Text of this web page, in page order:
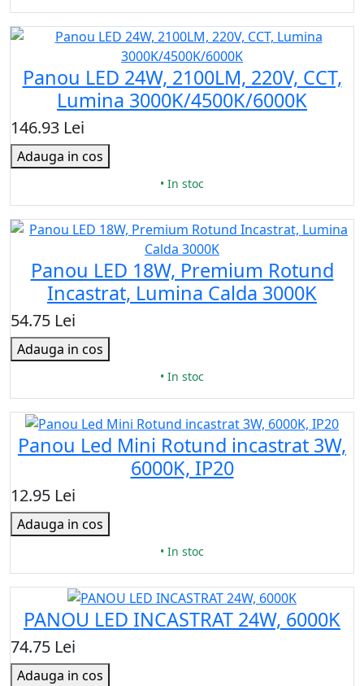
Panou LED 24W, 2100LM, 220V, CCT,
Lumina 3000K/4500K/6000K
146.93 Lei
Adauga in cos
• In stoc
Panou LED 18W, Premium Rotund
Incastrat, Lumina Calda 3000K
54.75 Lei
Adauga in cos
• In stoc
Panou Led Mini Rotund incastrat 3W,
6000K, IP20
12.95 Lei
Adauga in cos
• In stoc
PANOU LED INCASTRAT 24W, 6000K
74.75 Lei
Adauga in cos